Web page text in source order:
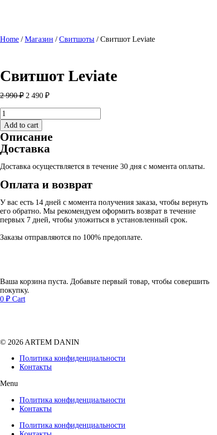
Home /Магазин /Свитшоты / Свитшот Leviate
Свитшот Leviate
2 990₽ 2 490 ₽
Свитшот
Leviate
quantity
Add to cart
Описание
Доставка
Доставка осуществляется в течение 30 дня с момента оплаты.
Оплата и возврат
У вас есть 14 дней с момента получения заказа, чтобы вернуть
его обратно. Мы рекомендуем оформить возврат в течение
первых 7 дней, чтобы уложиться в установленный срок.
Заказы отправляются по 100% предоплате.
Ваша корзина пуста. Добавьте первый товар, чтобы совершить
покупку.
0 ₽ Cart
© 2026 ARTEM DANIN
Политика конфиденциальности
Контакты
Menu
Политика конфиденциальности
Контакты
Политика конфиденциальности